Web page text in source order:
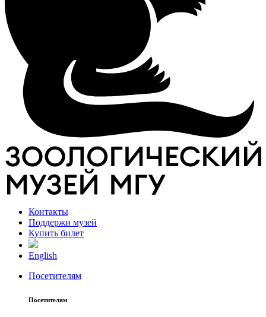
Контакты
Поддержи музей
Купить билет
English
Посетителям
Посетителям